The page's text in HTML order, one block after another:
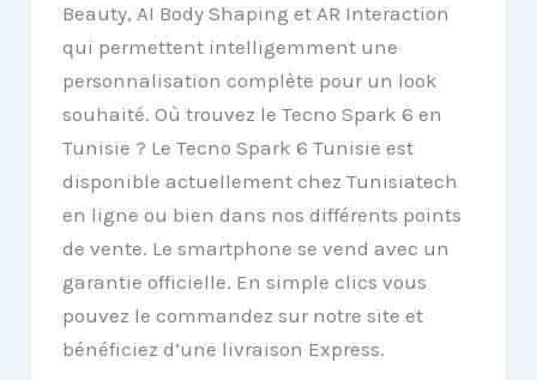
Beauty, AI Body Shaping et AR Interaction
qui permettent intelligemment une
personnalisation complète pour un look
souhaité. Où trouvez le Tecno Spark 6 en
Tunisie ? Le Tecno Spark 6 Tunisie est
disponible actuellement chez Tunisiatech
en ligne ou bien dans nos différents points
de vente. Le smartphone se vend avec un
garantie officielle. En simple clics vous
pouvez le commandez sur notre site et
bénéficiez d’une livraison Express.